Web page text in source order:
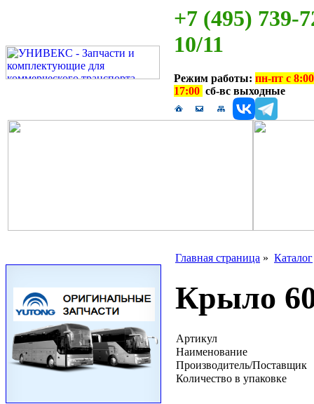
+7 (495) 739-
10/11
Режим работы: пн-пт с
17:00 сб-вс выходные
Главная страница » Каталог
Крыло
Артикул
Наименование
Производитель/Поставщик
Количество в упаковке